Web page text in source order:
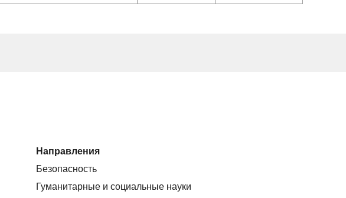
Направления
Безопасность
Гуманитарные и социальные науки